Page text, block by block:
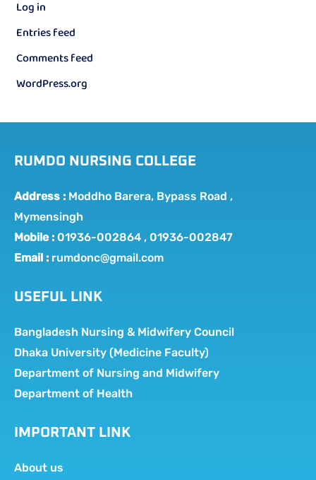
Log in
Entries feed
Comments feed
WordPress.org
RUMDO NURSING COLLEGE
Address : Moddho Barera, Bypass Road ,
Mymensingh
Mobile : 01936-002864 , 01936-002847
Email : rumdonc@gmail.com
USEFUL LINK
Bangladesh Nursing & Midwifery Council
Dhaka University (Medicine Faculty)
Department of Nursing and Midwifery
Department of Health
IMPORTANT LINK
About us